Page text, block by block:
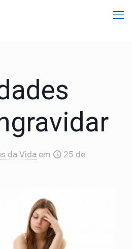
da Vida em
25 de